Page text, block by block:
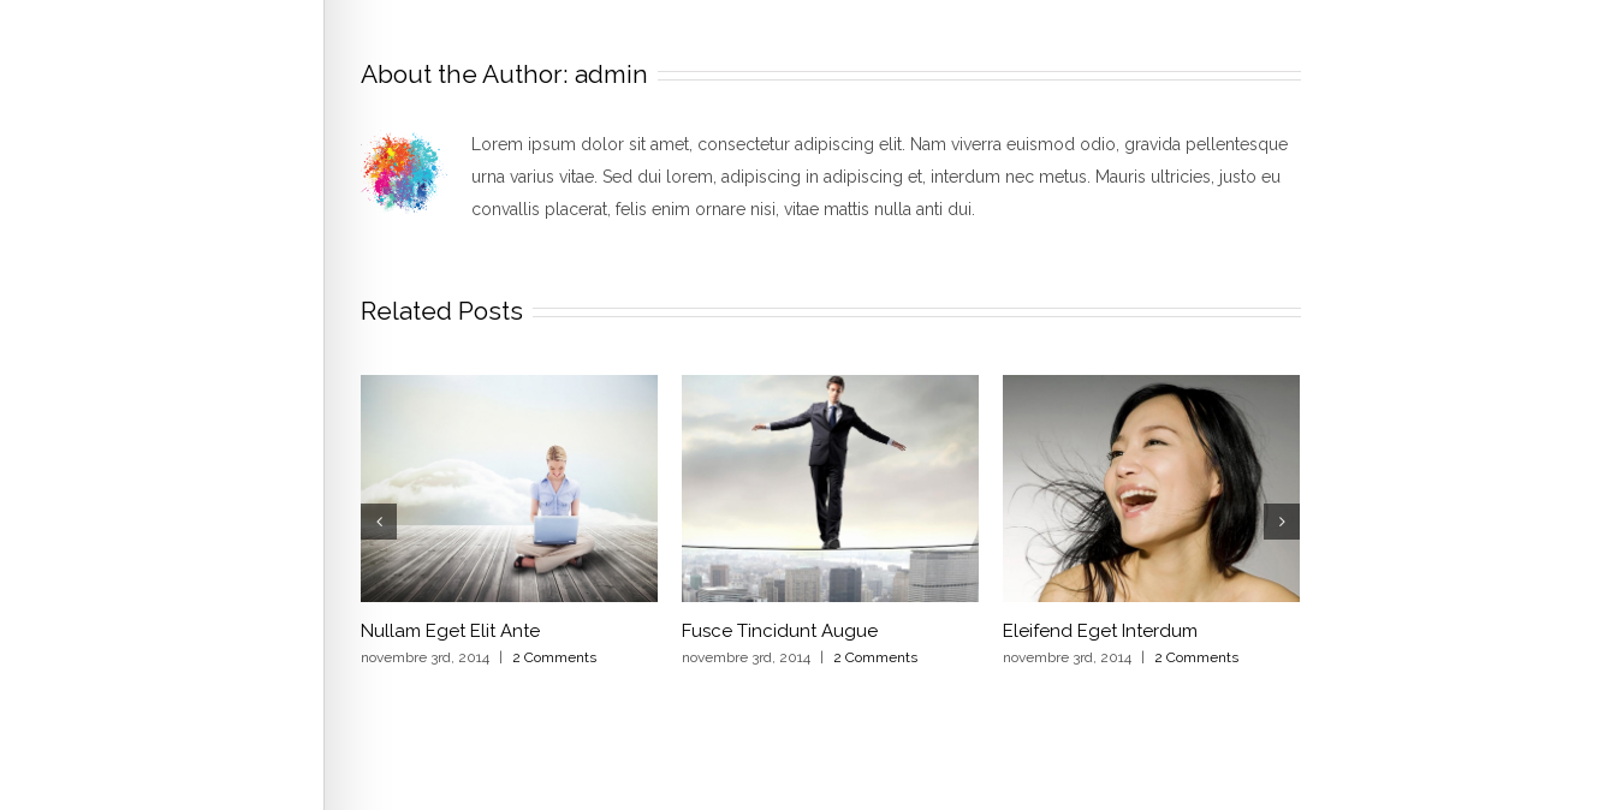
About the Author: admin
Lorem ipsum dolor sit amet, consectetur adipiscing elit. Nam viverra euismod odio, gravida pellentesque
urna varius vitae. Sed dui lorem, adipiscing in adipiscing et, interdum nec metus. Mauris ultricies, justo eu
convallis placerat, felis enim ornare nisi, vitae mattis nulla anti dui.
Related Posts
Nullam Eget Elit Ante
novembre 3rd, 2014 2 Comments
Fusce Tincidunt Augue
novembre 3rd, 2014 2 Comments
Eleifend Eget Interdum
novembre 3rd, 2014 2 Comments